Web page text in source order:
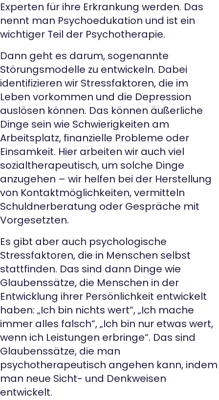
Experten für ihre Erkrankung werden. Das
nennt man Psychoedukation und ist ein
wichtiger Teil der Psychotherapie.
Dann geht es darum, sogenannte
Störungsmodelle zu entwickeln. Dabei
identifizieren wir Stressfaktoren, die im
Leben vorkommen und die Depression
auslösen können. Das können äußerliche
Dinge sein wie Schwierigkeiten am
Arbeitsplatz, finanzielle Probleme oder
Einsamkeit. Hier arbeiten wir auch viel
sozialtherapeutisch, um solche Dinge
anzugehen – wir helfen bei der Herstellung
von Kontaktmöglichkeiten, vermitteln
Schuldnerberatung oder Gespräche mit
Vorgesetzten.
Es gibt aber auch psychologische
Stressfaktoren, die in Menschen selbst
stattfinden. Das sind dann Dinge wie
Glaubenssätze, die Menschen in der
Entwicklung ihrer Persönlichkeit entwickelt
haben: „Ich bin nichts wert“, „Ich mache
immer alles falsch“, „Ich bin nur etwas wert,
wenn ich Leistungen erbringe“. Das sind
Glaubenssätze, die man
psychotherapeutisch angehen kann, indem
man neue Sicht- und Denkweisen
entwickelt.